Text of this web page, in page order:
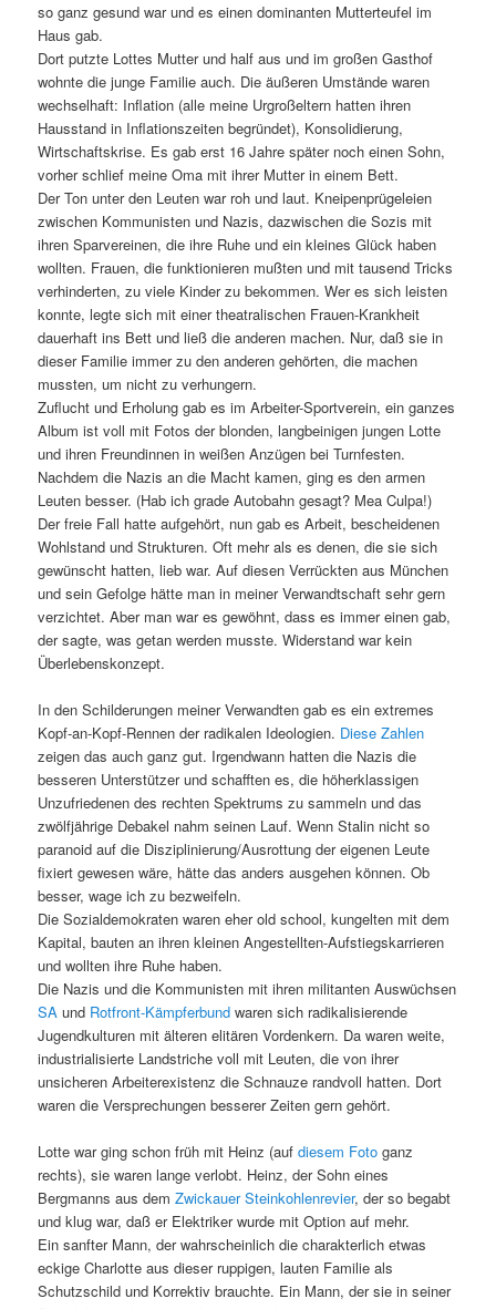
so ganz gesund war und es einen dominanten Mutterteufel im
Haus gab.
Dort putzte Lottes Mutter und half aus und im großen Gasthof
wohnte die junge Familie auch. Die äußeren Umstände waren
wechselhaft: Inflation (alle meine Urgroßeltern hatten ihren
Hausstand in Inflationszeiten begründet), Konsolidierung,
Wirtschaftskrise. Es gab erst 16 Jahre später noch einen Sohn,
vorher schlief meine Oma mit ihrer Mutter in einem Bett.
Der Ton unter den Leuten war roh und laut. Kneipenprügeleien
zwischen Kommunisten und Nazis, dazwischen die Sozis mit
ihren Sparvereinen, die ihre Ruhe und ein kleines Glück haben
wollten. Frauen, die funktionieren mußten und mit tausend Tricks
verhinderten, zu viele Kinder zu bekommen. Wer es sich leisten
konnte, legte sich mit einer theatralischen Frauen-Krankheit
dauerhaft ins Bett und ließ die anderen machen. Nur, daß sie in
dieser Familie immer zu den anderen gehörten, die machen
mussten, um nicht zu verhungern.
Zuflucht und Erholung gab es im Arbeiter-Sportverein, ein ganzes
Album ist voll mit Fotos der blonden, langbeinigen jungen Lotte
und ihren Freundinnen in weißen Anzügen bei Turnfesten.
Nachdem die Nazis an die Macht kamen, ging es den armen
Leuten besser. (Hab ich grade Autobahn gesagt? Mea Culpa!)
Der freie Fall hatte aufgehört, nun gab es Arbeit, bescheidenen
Wohlstand und Strukturen. Oft mehr als es denen, die sie sich
gewünscht hatten, lieb war. Auf diesen Verrückten aus München
und sein Gefolge hätte man in meiner Verwandtschaft sehr gern
verzichtet. Aber man war es gewöhnt, dass es immer einen gab,
der sagte, was getan werden musste. Widerstand war kein
Überlebenskonzept.
In den Schilderungen meiner Verwandten gab es ein extremes
Kopf-an-Kopf-Rennen der radikalen Ideologien. Diese Zahlen
zeigen das auch ganz gut. Irgendwann hatten die Nazis die
besseren Unterstützer und schafften es, die höherklassigen
Unzufriedenen des rechten Spektrums zu sammeln und das
zwölfjährige Debakel nahm seinen Lauf. Wenn Stalin nicht so
paranoid auf die Disziplinierung/Ausrottung der eigenen Leute
fixiert gewesen wäre, hätte das anders ausgehen können. Ob
besser, wage ich zu bezweifeln.
Die Sozialdemokraten waren eher old school, kungelten mit dem
Kapital, bauten an ihren kleinen Angestellten-Aufstiegskarrieren
und wollten ihre Ruhe haben.
Die Nazis und die Kommunisten mit ihren militanten Auswüchsen
SA und Rotfront-Kämpferbund waren sich radikalisierende
Jugendkulturen mit älteren elitären Vordenkern. Da waren weite,
industrialisierte Landstriche voll mit Leuten, die von ihrer
unsicheren Arbeiterexistenz die Schnauze randvoll hatten. Dort
waren die Versprechungen besserer Zeiten gern gehört.
Lotte war ging schon früh mit Heinz (aufdiesem Foto ganz
rechts), sie waren lange verlobt. Heinz, der Sohn eines
Bergmanns aus demZwickauer Steinkohlenrevier, der so begabt
und klug war, daß er Elektriker wurde mit Option auf mehr.
Ein sanfter Mann, der wahrscheinlich die charakterlich etwas
eckige Charlotte aus dieser ruppigen, lauten Familie als
Schutzschild und Korrektiv brauchte. Ein Mann, der sie in seiner